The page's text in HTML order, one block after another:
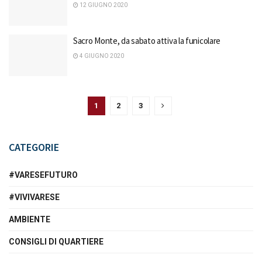
12 GIUGNO 2020
Sacro Monte, da sabato attiva la funicolare
4 GIUGNO 2020
1 2 3
CATEGORIE
#VARESEFUTURO
#VIVIVARESE
AMBIENTE
CONSIGLI DI QUARTIERE